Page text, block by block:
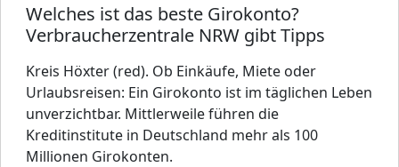
Welches ist das beste Girokonto?
Verbraucherzentrale NRW gibt Tipps
Kreis Höxter (red). Ob Einkäufe, Miete oder
Urlaubsreisen: Ein Girokonto ist im täglichen Leben
unverzichtbar. Mittlerweile führen die
Kreditinstitute in Deutschland mehr als 100
Millionen Girokonten.